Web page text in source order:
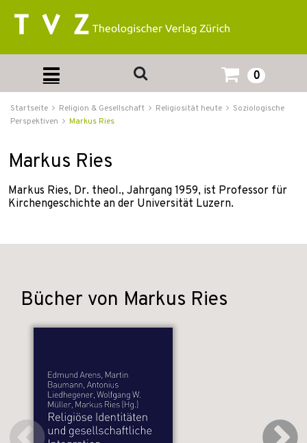
0
Startseite Religion & Gesellschaft Religiosität heute
Soziologische
Perspektiven
Markus Ries
Markus Ries
Markus Ries, Dr. theol., Jahrgang 1959, ist Professor für
Kirchengeschichte an der Universität Luzern.
Bücher von Markus Ries